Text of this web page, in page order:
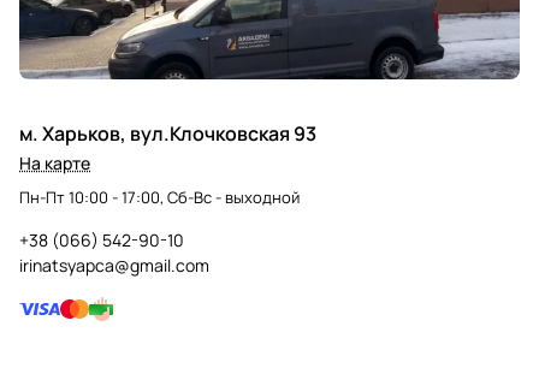
м. Харьков, вул.Клочковская 93
На карте
Пн-Пт 10:00 - 17:00, Сб-Вс - выходной
+38 (066) 542-90-10
irinatsyapca@gmail.com